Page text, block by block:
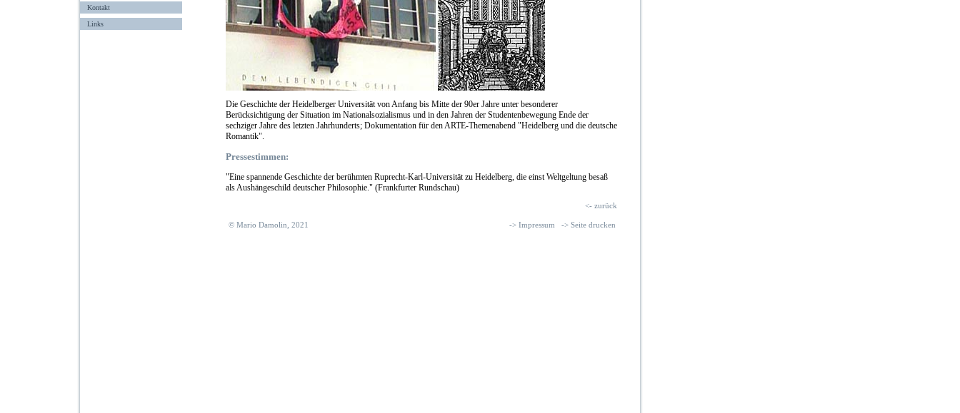
Kontakt
Links
Die Geschichte der Heidelberger Universität von Anfang bis Mitte der 90er Jahre unter besonderer
Berücksichtigung der Situation im Nationalsozialismus und in den Jahren der Studentenbewegung Ende der
sechziger Jahre des letzten Jahrhunderts; Dokumentation für den ARTE-Themenabend "Heidelberg und die deutsche
Romantik".
Pressestimmen:
"Eine spannende Geschichte der berühmten Ruprecht-Karl-Universität zu Heidelberg, die einst Weltgeltung besaß
als Aushängeschild deutscher Philosophie." (Frankfurter Rundschau)
<- zurück
© Mario Damolin, 2021 -> Impressum -> Seite drucken